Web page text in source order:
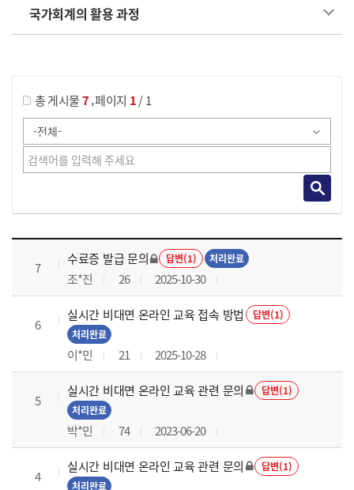
국가회계의 활용 과정
총 게시물7,페이지 1/ 1
국가회계의 활용 과정 목록 으로 번호, 제목, 작성자, 조회수, 등록 일로 나열 되고 있습니다.
7
수료증 발급 문의 답변(1) 처리완료
조*진 26 2025-10-30
6
실시간 비대면 온라인 교육 접속 방법
답변(1)
처리완료
이*민 21 2025-10-28
5
실시간 비대면 온라인 교육 관련 문의
답변(1)
처리완료
박*민 74 2023-06-20
4
실시간 비대면 온라인 교육 관련 문의
답변(1)
처리완료